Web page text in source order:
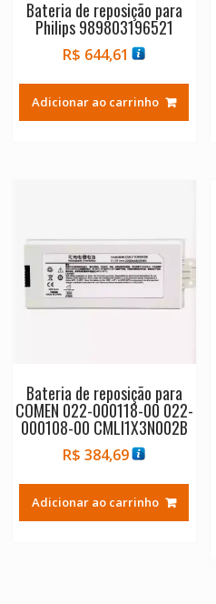
Bateria de reposição para
Philips 989803196521
R$ 644,61
Adicionar ao carrinho
Bateria de reposição para
COMEN 022-000118-00 022-
000108-00 CMLI1X3N002B
R$ 384,69
Adicionar ao carrinho